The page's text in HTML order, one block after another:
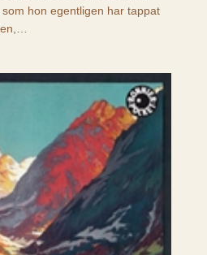
hon egentligen har tappat